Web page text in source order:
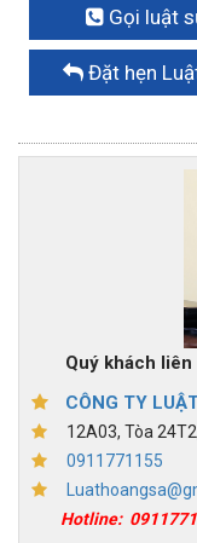
Gọi luật
Đặt hẹn
Quý khách liên
CÔNG TY
12A03, Tòa
0911771155
Hotline: